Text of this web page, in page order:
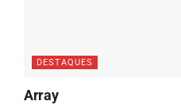
DESTAQUES
Array